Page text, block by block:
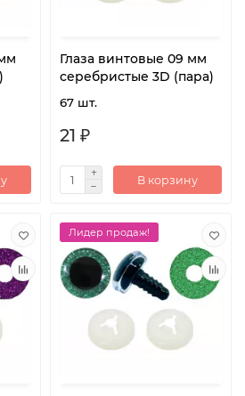
Глаза винтовые 09 мм
серебристые 3D (пара)
67 шт.
21 ₽
В корзину
Лидер продаж!